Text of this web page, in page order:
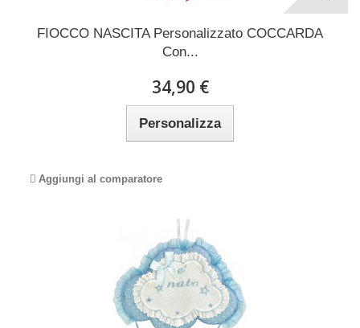
FIOCCO NASCITA Personalizzato COCCARDA
Con...
34,90 €
Personalizza
Aggiungi al comparatore